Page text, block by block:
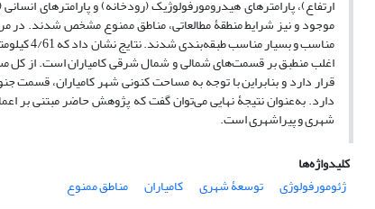
ارتفاع)، پارامترهای هیدرومورفولوژیک (رودخانه) و پارامترهای
قرار دارد و بنابراین با توجه به مساحت کنونی شهر کامیاران،
دارد. به‌عنوان نتیجۀ نهایی می‌توان گفت که پژوهش حاضر مبتنی بر
شهری و پیراشهری است.
کلیدواژه‌ها
ژئومورفولوژی
توسعۀ شهری کامیاران مناطق ممنوع